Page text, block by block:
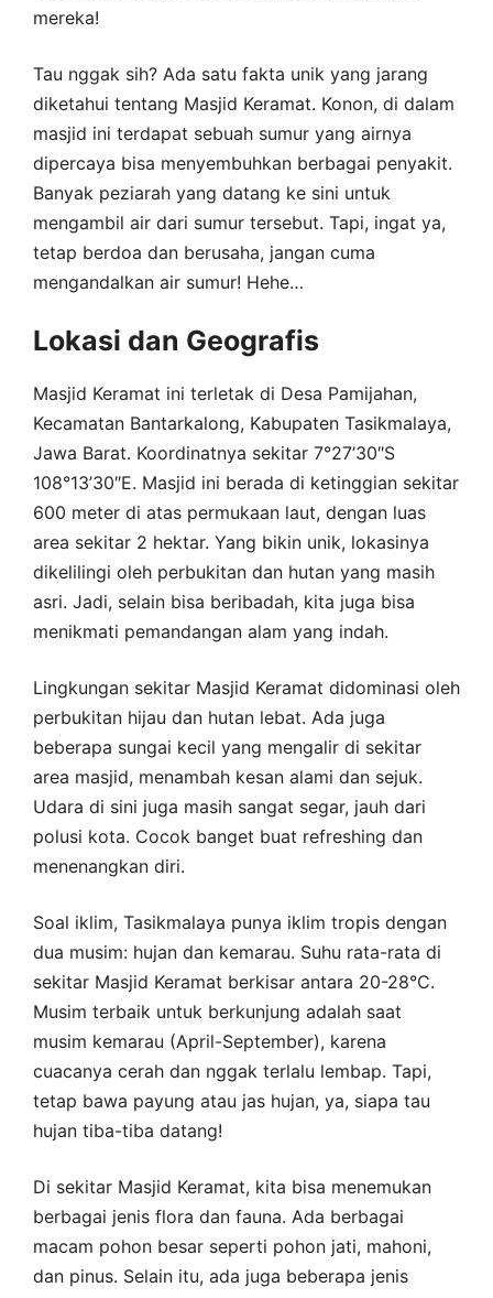
mereka!
Tau nggak sih? Ada satu fakta unik yang jarang
diketahui tentang Masjid Keramat. Konon, di dalam
masjid ini terdapat sebuah sumur yang airnya
dipercaya bisa menyembuhkan berbagai penyakit.
Banyak peziarah yang datang ke sini untuk
mengambil air dari sumur tersebut. Tapi, ingat ya,
tetap berdoa dan berusaha, jangan cuma
mengandalkan air sumur! Hehe…
Lokasi dan Geografis
Masjid Keramat ini terletak di Desa Pamijahan,
Kecamatan Bantarkalong, Kabupaten Tasikmalaya,
Jawa Barat. Koordinatnya sekitar 7°27’30″S
108°13’30″E. Masjid ini berada di ketinggian sekitar
600 meter di atas permukaan laut, dengan luas
area sekitar 2 hektar. Yang bikin unik, lokasinya
dikelilingi oleh perbukitan dan hutan yang masih
asri. Jadi, selain bisa beribadah, kita juga bisa
menikmati pemandangan alam yang indah.
Lingkungan sekitar Masjid Keramat didominasi oleh
perbukitan hijau dan hutan lebat. Ada juga
beberapa sungai kecil yang mengalir di sekitar
area masjid, menambah kesan alami dan sejuk.
Udara di sini juga masih sangat segar, jauh dari
polusi kota. Cocok banget buat refreshing dan
menenangkan diri.
Soal iklim, Tasikmalaya punya iklim tropis dengan
dua musim: hujan dan kemarau. Suhu rata-rata di
sekitar Masjid Keramat berkisar antara 20-28°C.
Musim terbaik untuk berkunjung adalah saat
musim kemarau (April-September), karena
cuacanya cerah dan nggak terlalu lembap. Tapi,
tetap bawa payung atau jas hujan, ya, siapa tau
hujan tiba-tiba datang!
Di sekitar Masjid Keramat, kita bisa menemukan
berbagai jenis flora dan fauna. Ada berbagai
macam pohon besar seperti pohon jati, mahoni,
dan pinus. Selain itu, ada juga beberapa jenis